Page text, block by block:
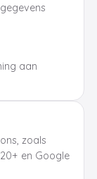
aan
zoals
en Google